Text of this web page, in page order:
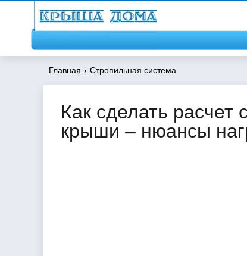
Главная › Стропильная система
Как сделать расчет
крыши – нюансы